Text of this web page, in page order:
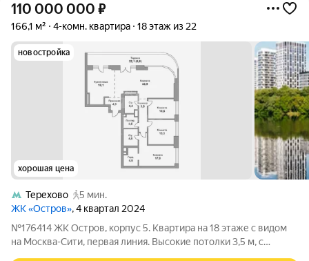
110 000 000 ₽
166,1 м² 4-комн. квартира 18 этаж из 22
новостройка
хорошая цена
Терехово
5 мин.
ЖК «Остров», 4 квартал 2024
№176414 ЖК Остров, корпус 5. Квартира на 18 этаже с видом
на Москва-Сити, первая линия. Высокие потолки 3,5 м, с